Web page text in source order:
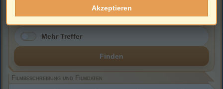
Mehr Treffer
Finden
Filmbeschreibung und Filmdaten
Akzeptieren